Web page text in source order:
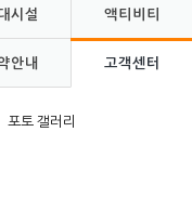
시설 액티비티
안내 고객센터
포토 갤러리